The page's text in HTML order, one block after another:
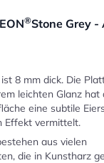
®Stone Grey -
ist 8 mm dick. Die
leichten Glanz hat
eine subtile
Effekt vermittelt.
aus vielen
die in Kunstharz